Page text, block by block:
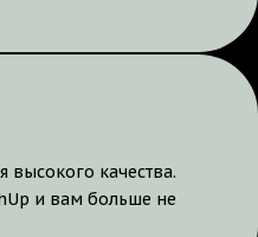
высокого качества.
и вам больше не